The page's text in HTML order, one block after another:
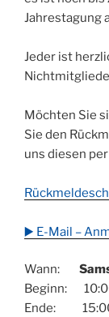
Jahrestagung
Jeder ist
Möchten Sie
Sie den
uns diesen
▶️ E-Mail –
Wann:
Beginn:
Ende: